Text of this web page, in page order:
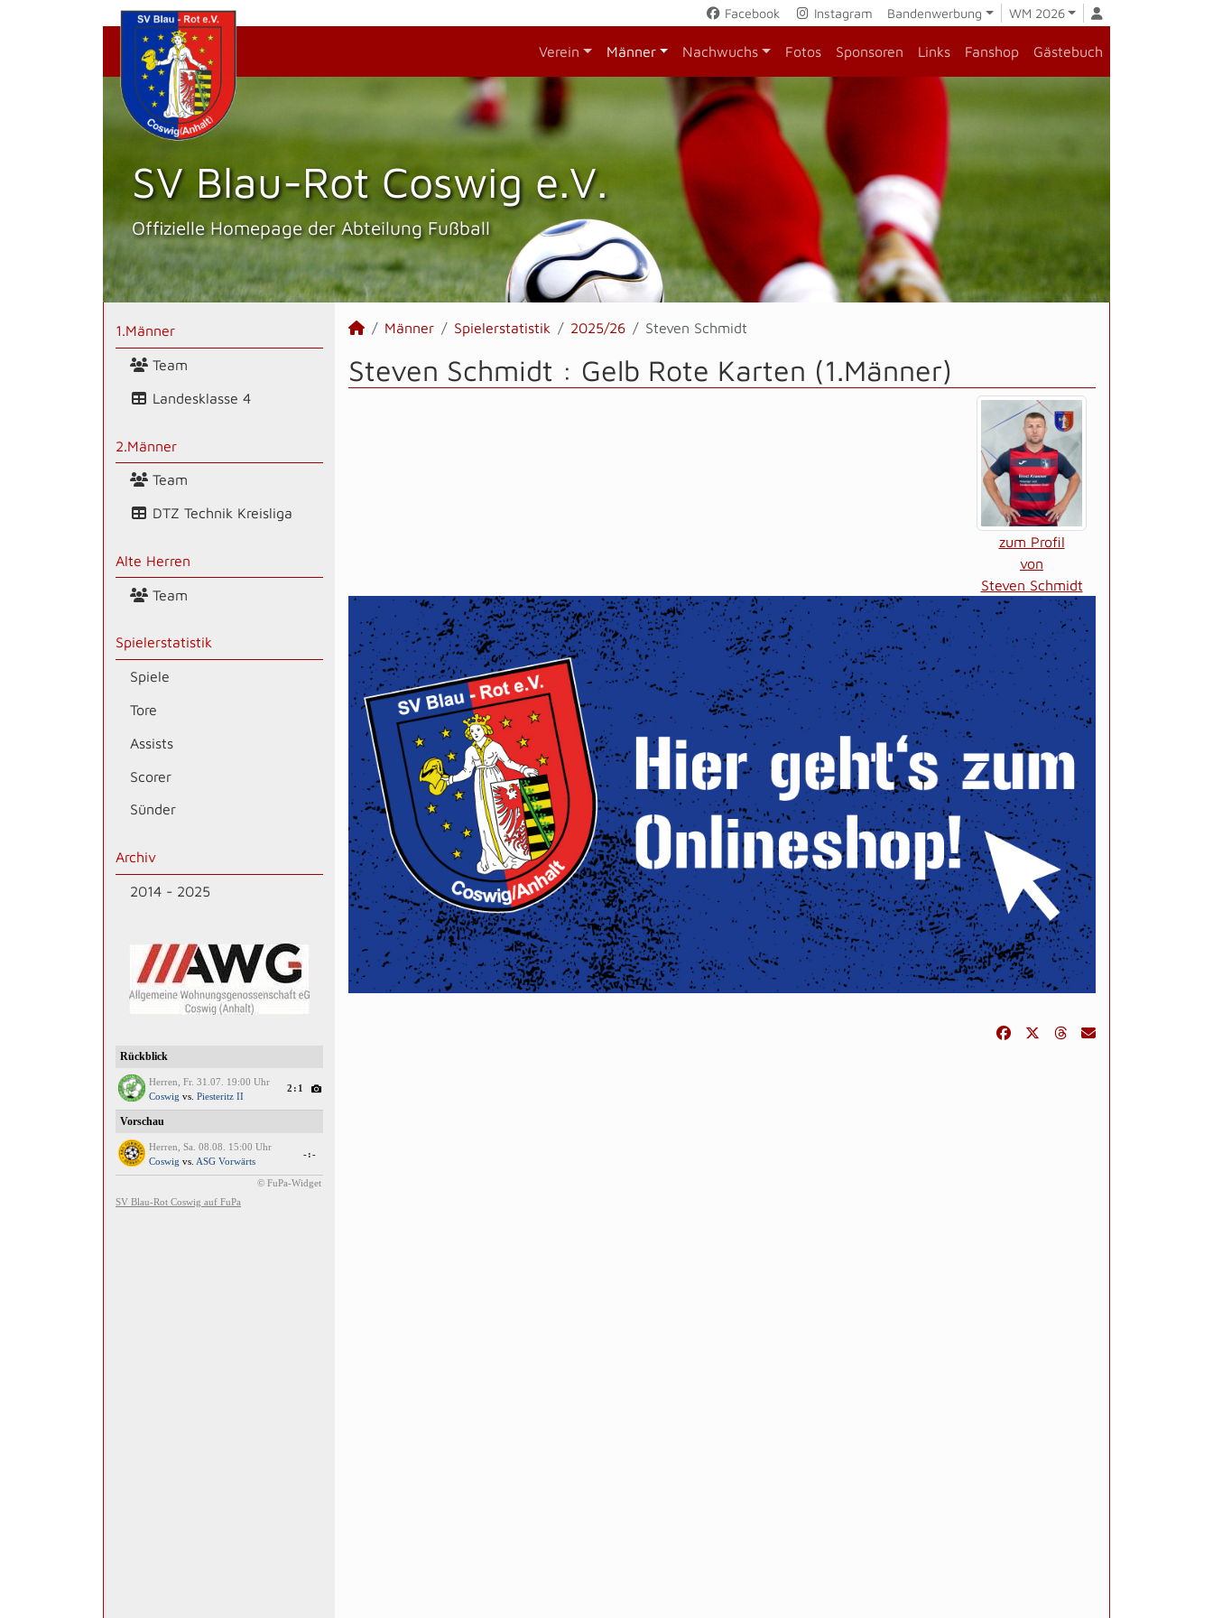
Facebook Instagram Bandenwerbung WM 2026
Verein Männer Nachwuchs Fotos Sponsoren Links Fanshop Gästebuch
SV Blau-Rot Coswig e.V.
Offizielle Homepage der Abteilung Fußball
1.Männer
Team
Landesklasse 4
2.Männer
Team
DTZ Technik Kreisliga
Alte Herren
Team
Spielerstatistik
Spiele
Tore
Assists
Scorer
Sünder
Archiv
2014 - 2025
Männer Spielerstatistik 2025/26 Steven Schmidt
Steven Schmidt : Gelb Rote Karten (1.Männer)
zum Profil
von
Steven Schmidt